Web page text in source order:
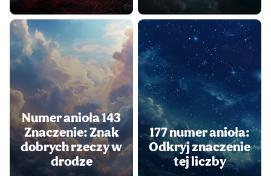
Numer anioła 143
Znaczenie: Znak
dobrych rzeczy w
drodze
177 numer anioła:
Odkryj znaczenie
tej liczby